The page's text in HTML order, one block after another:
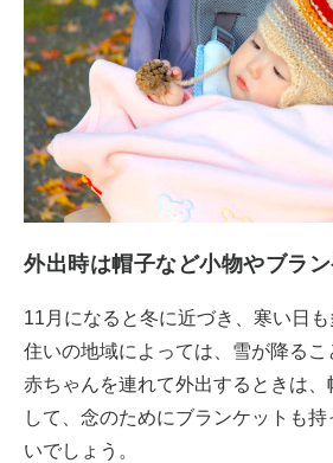
外出時は帽子など小物やブラ
11月になると冬に近づき、寒い日
住いの地域によっては、雪が降るこ
赤ちゃんを連れて外出するときは、
して、念のためにブランケットも
いでしょう。